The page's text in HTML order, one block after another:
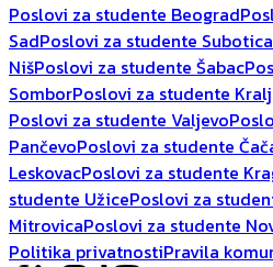
Poslovi za studente Beograd
SadPoslovi za studente Subotica
NišPoslovi za studente Šabac
SomborPoslovi za studente
Poslovi za studente Valjevo
PančevoPoslovi za studente
LeskovacPoslovi za studente
studente UžicePoslovi za
MitrovicaPoslovi za studente
Politika privatnostiPravila